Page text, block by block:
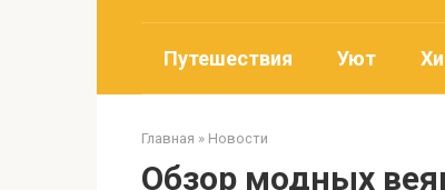
Путешествия Уют
Главная » Новости
Обзор модных